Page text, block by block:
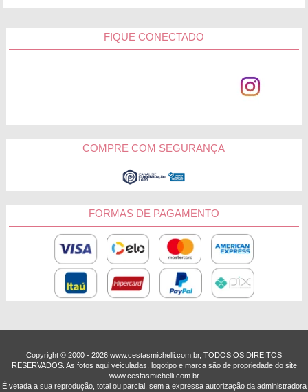
FIQUE CONECTADO
COMPRE COM SEGURANÇA
FORMAS DE PAGAMENTO
Copyright © 2000 - ­2026 www.cestasmichelli.com.br, TODOS OS DIREITOS
RESERVADOS. As fotos aqui veiculadas, logotipo e marca são de propriedade do site
www.cestasmichelli.com.br
É vetada a sua reprodução, total ou parcial, sem a expressa autorização da administradora